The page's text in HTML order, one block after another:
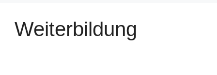
Weiterbildung